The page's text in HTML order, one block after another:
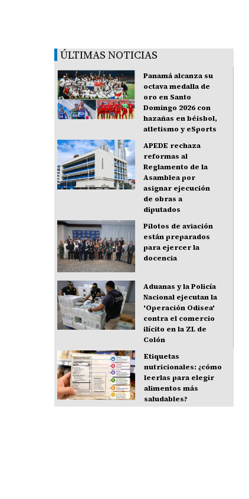
ÚLTIMAS NOTICIAS
Panamá alcanza su
octava medalla de
oro en Santo
Domingo 2026 con
hazañas en béisbol,
atletismo y eSports
APEDE rechaza
reformas al
Reglamento de la
Asamblea por
asignar ejecución
de obras a
diputados
Pilotos de aviación
están preparados
para ejercer la
docencia
Aduanas y la Policía
Nacional ejecutan la
'Operación Odisea'
contra el comercio
ilícito en la ZL de
Colón
Etiquetas
nutricionales: ¿cómo
leerlas para elegir
alimentos más
saludables?